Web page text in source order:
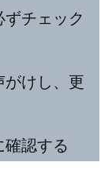
チェック
がけし、更
認する